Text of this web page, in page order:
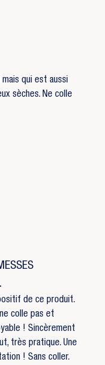
qui est aussi
sèches. Ne colle
de ce produit.
colle pas et
! Sincèrement
très pratique. Une
! Sans coller.